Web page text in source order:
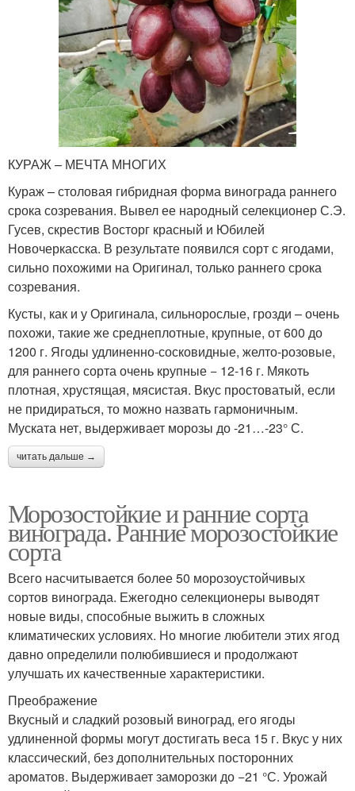
КУРАЖ – МЕЧТА МНОГИХ
Кураж – столовая гибридная форма винограда раннего
срока созревания. Вывел ее народный селекционер С.Э.
Гусев, скрестив Восторг красный и Юбилей
Новочеркасска. В результате появился сорт с ягодами,
сильно похожими на Оригинал, только раннего срока
созревания.
Кусты, как и у Оригинала, сильнорослые, грозди – очень
похожи, такие же среднеплотные, крупные, от 600 до
1200 г. Ягоды удлиненно-сосковидные, желто-розовые,
для раннего сорта очень крупные − 12-16 г. Мякоть
плотная, хрустящая, мясистая. Вкус простоватый, если
не придираться, то можно назвать гармоничным.
Муската нет, выдерживает морозы до -21…-23° С.
читать дальше →
Морозостойкие и ранние сорта
винограда. Ранние морозостойкие
сорта
Всего насчитывается более 50 морозоустойчивых
сортов винограда. Ежегодно селекционеры выводят
новые виды, способные выжить в сложных
климатических условиях. Но многие любители этих ягод
давно определили полюбившиеся и продолжают
улучшать их качественные характеристики.
Преображение
Вкусный и сладкий розовый виноград, его ягоды
удлиненной формы могут достигать веса 15 г. Вкус у них
классический, без дополнительных посторонних
ароматов. Выдерживает заморозки до −21 °С. Урожай